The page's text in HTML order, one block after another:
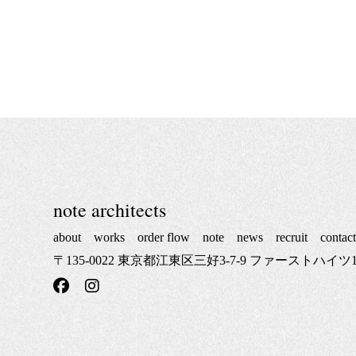
note architects
about works order flow note news recruit
contact
〒135-0022 東京都江東区三好3-7-9 ファーストハイツ